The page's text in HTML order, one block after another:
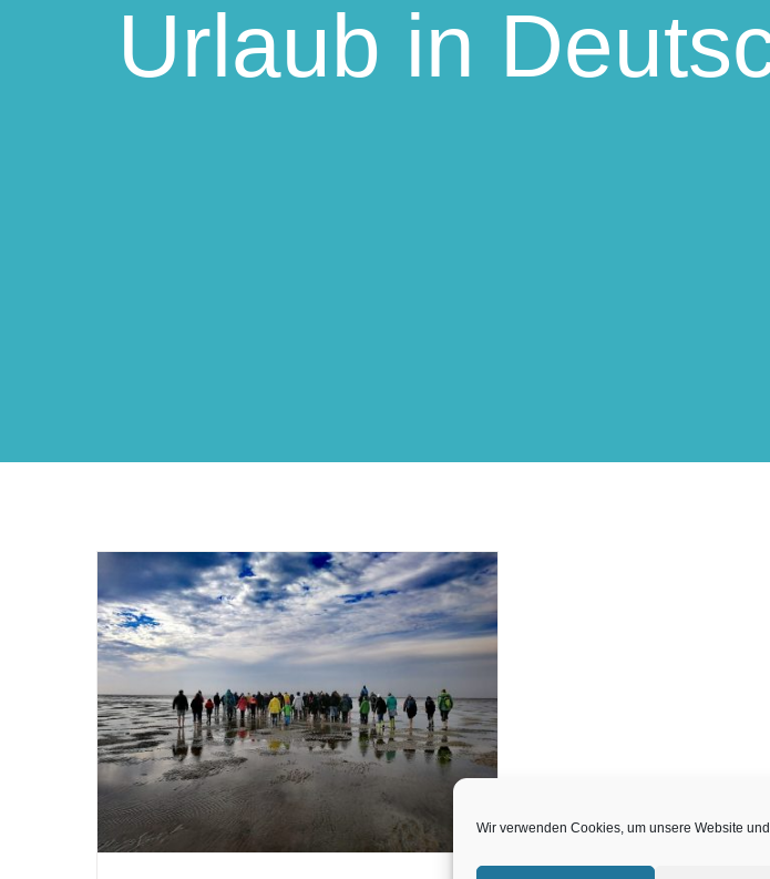
Wir verwenden Cookies, um unsere Website
Urlaub in